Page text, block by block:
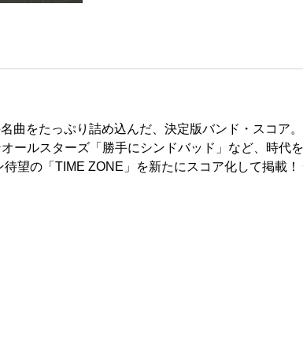
曲をたっぷり詰め込んだ、決定版バンド・スコア。
ルスターズ「勝手にシンドバッド」など、時代
望の「TIME ZONE」を新たにスコア化して掲載